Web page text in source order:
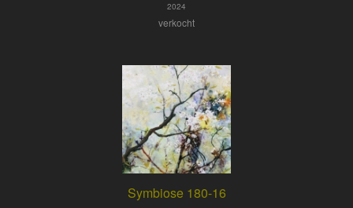
2024
verkocht
Symbiose 180-16